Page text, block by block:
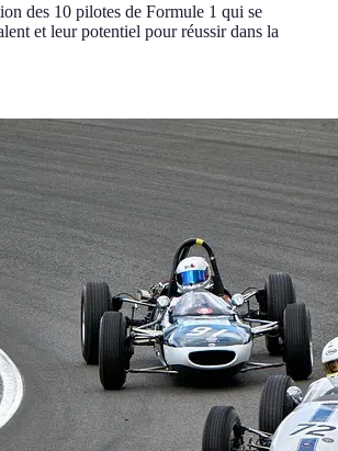
des 10 pilotes de Formule 1 qui se
et leur potentiel pour réussir dans la